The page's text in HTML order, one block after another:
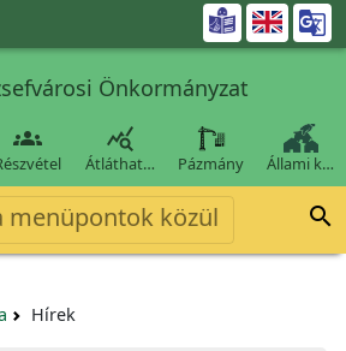

Önkormányzat
 
Átláthat… Pázmány Állami k…
menüpontok közül 
Hírek